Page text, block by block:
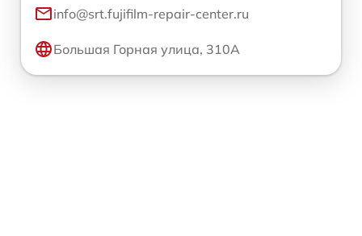
info@srt.fujifilm-repair-center.ru
Большая Горная улица, 310А